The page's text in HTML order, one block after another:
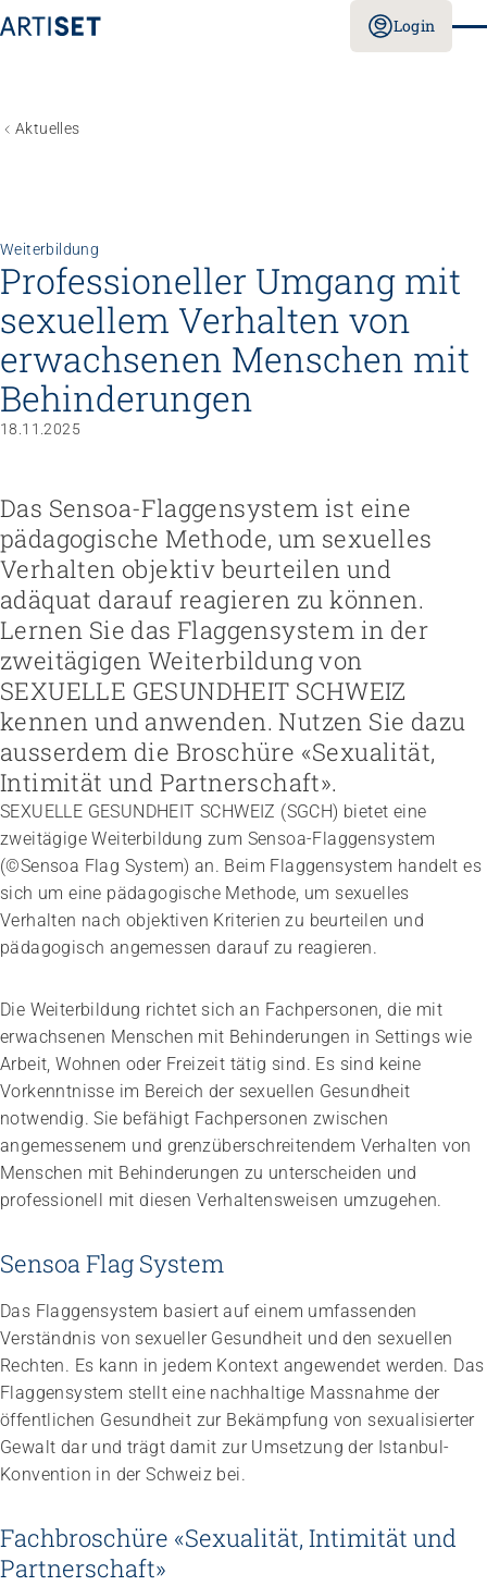
Login
Personal rekrutieren und führen
Arbeit und Betriebskultur gestalten
Betrieb führen und Recht umsetzen
Sicherheit gewährleisten
Finanzierung regeln
Angebote bewerben
Angebote entwickeln
Nachhaltigkeit fördern
Einkauf organisieren
Berufliche Inklusion fördern
Mit Angehörigen arbeiten
Lebensende gestalten
Übergänge gestalten
Empowerment stärken
Gesundheitsfragen angehen
Integrität schützen
Bei Demenz begleiten
Psychische Gesundheit fördern
Höhere Fachschule Kindheitspädagogik
Höhere Fachschule Gemeindeanimation
Praxispartner werden
Praxispartner finden
Sozial- und Selbstkompetenz
Führung und Management
Kindheits- und Sozialpädagogik
Pflege und Betreuung
Gastronomie und Hauswirtschaft
Weiterbildungen in Ihrer Institution
Laufbahnberatung
Föderation
Team
Arbeiten bei ARTISET
Mitgliedschaft
Vision, Mission, Werte
Politik und Positionen
Zusammenarbeit
Projekte
Aktuelles
Weiterbildung
Professioneller Umgang mit
sexuellem Verhalten von
erwachsenen Menschen mit
Behinderungen
18.11.2025
Das Sensoa-Flaggensystem ist eine
pädagogische Methode, um sexuelles
Verhalten objektiv beurteilen und
adäquat darauf reagieren zu können.
Lernen Sie das Flaggensystem in der
zweitägigen Weiterbildung von
SEXUELLE GESUNDHEIT SCHWEIZ
kennen und anwenden. Nutzen Sie dazu
ausserdem die Broschüre «Sexualität,
Intimität und Partnerschaft».
SEXUELLE GESUNDHEIT SCHWEIZ (SGCH) bietet eine
zweitägige Weiterbildung zum Sensoa-Flaggensystem
(©Sensoa Flag System) an. Beim Flaggensystem handelt es
sich um eine pädagogische Methode, um sexuelles
Verhalten nach objektiven Kriterien zu beurteilen und
pädagogisch angemessen darauf zu reagieren.
Die Weiterbildung richtet sich an Fachpersonen, die mit
erwachsenen Menschen mit Behinderungen in Settings wie
Arbeit, Wohnen oder Freizeit tätig sind. Es sind keine
Vorkenntnisse im Bereich der sexuellen Gesundheit
notwendig. Sie befähigt Fachpersonen zwischen
angemessenem und grenzüberschreitendem Verhalten von
Menschen mit Behinderungen zu unterscheiden und
professionell mit diesen Verhaltensweisen umzugehen.
Sensoa Flag System
Das Flaggensystem basiert auf einem umfassenden
Verständnis von sexueller Gesundheit und den sexuellen
Rechten. Es kann in jedem Kontext angewendet werden. Das
Flaggensystem stellt eine nachhaltige Massnahme der
öffentlichen Gesundheit zur Bekämpfung von sexualisierter
Gewalt dar und trägt damit zur Umsetzung der Istanbul-
Konvention in der Schweiz bei.
Fachbroschüre «Sexualität, Intimität und
Partnerschaft»